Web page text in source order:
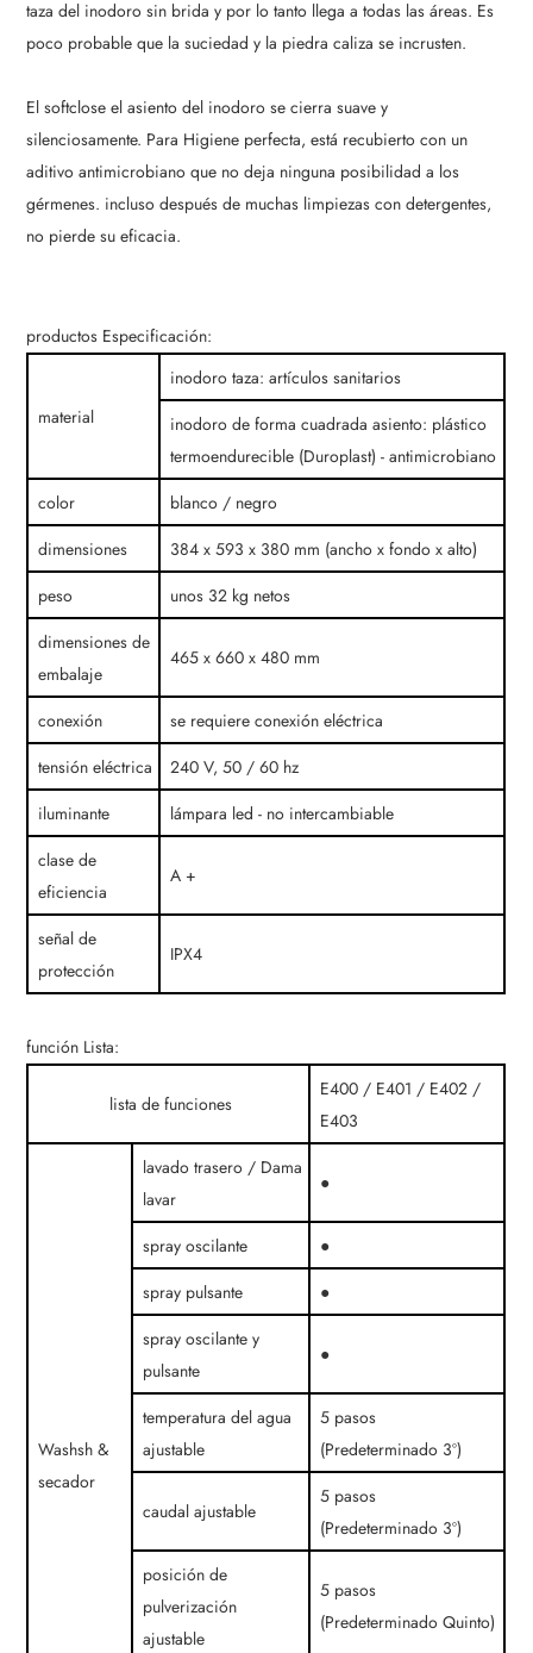
taza del inodoro sin brida y por lo tanto llega a todas las áreas. Es
poco probable que la suciedad y la piedra caliza se incrusten.
El softclose el asiento del inodoro se cierra suave y
silenciosamente. Para Higiene perfecta, está recubierto con un
aditivo antimicrobiano que no deja ninguna posibilidad a los
gérmenes. incluso después de muchas limpiezas con detergentes,
no pierde su eficacia.
productos Especificación:
material
inodoro taza: artículos sanitarios
inodoro de forma cuadrada asiento: plástico
termoendurecible (Duroplast) - antimicrobiano
color
blanco / negro
dimensiones
384 x 593 x 380 mm (ancho x fondo x alto)
peso
unos 32 kg netos
dimensiones de
embalaje
465 x 660 x 480 mm
conexión
se requiere conexión eléctrica
tensión eléctrica
240 V, 50 / 60 hz
iluminante
lámpara led - no intercambiable
clase de
eficiencia
A +
señal de
protección
IPX4
función Lista:
lista de funciones
E400 / E401 / E402 /
E403
Washsh &
secador
lavado trasero / Dama
lavar
●
spray oscilante
●
spray pulsante
●
spray oscilante y
pulsante
●
temperatura del agua
ajustable
5 pasos
(Predeterminado 3º)
caudal ajustable
5 pasos
(Predeterminado 3º)
posición de
pulverización
ajustable
5 pasos
(Predeterminado Quinto)